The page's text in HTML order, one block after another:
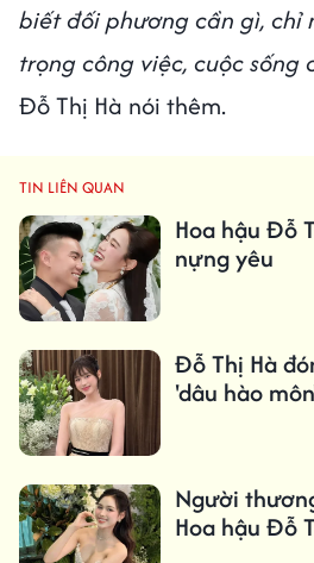
biết đối phương cần gì, chỉ
trọng công việc, cuộc sống
Đỗ Thị Hà nói thêm.
TIN LIÊN QUAN
Hoa hậu Đỗ
nựng yêu
Đỗ Thị Hà
'dâu hào
Người
Hoa hậu Đỗ